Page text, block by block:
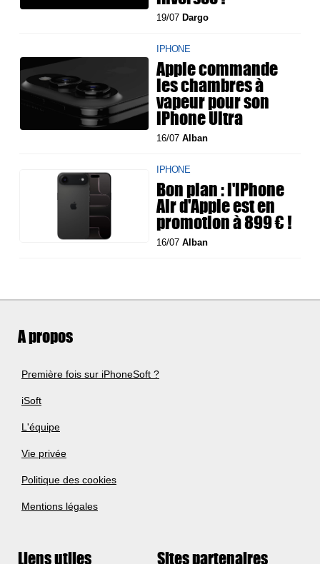
19/07 Dargo
IPHONE
Apple commande
les chambres à
vapeur pour son
iPhone Ultra
16/07Alban
IPHONE
Bon plan : l'iPhone
Air d'Apple est en
promotion à 899 € !
16/07Alban
A propos
Première fois sur iPhoneSoft ?
iSoft
L'équipe
Vie privée
Politique des cookies
Mentions légales
Liens utiles Sites partenaires